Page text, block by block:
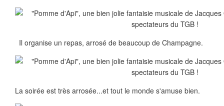
Il organise un repas, arrosé de beaucoup de Champagne.
La soirée est très arrosée...et tout le monde s'amuse bien.